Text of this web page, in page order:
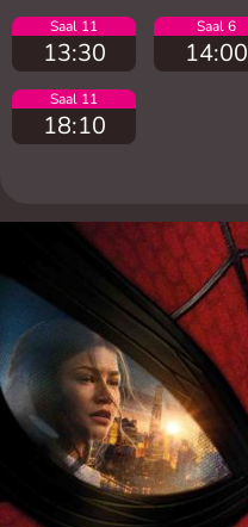
Saal 11
13:30
Saal 6
14:00
Saal 11
18:10